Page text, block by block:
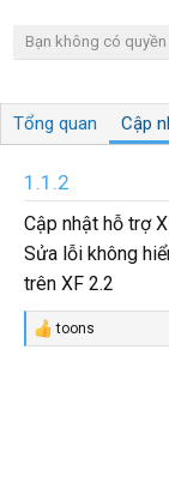
Bạn không có quyền
Tổng quan Cập
1.1.2
Cập nhật hỗ trợ
Sửa lỗi không
trên XF 2.2
R
toons